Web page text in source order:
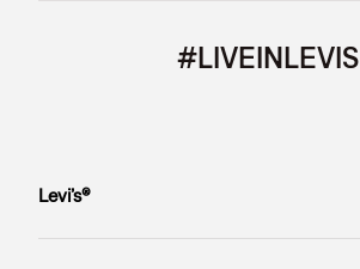
#LIVEINLEVIS
Levi’s®